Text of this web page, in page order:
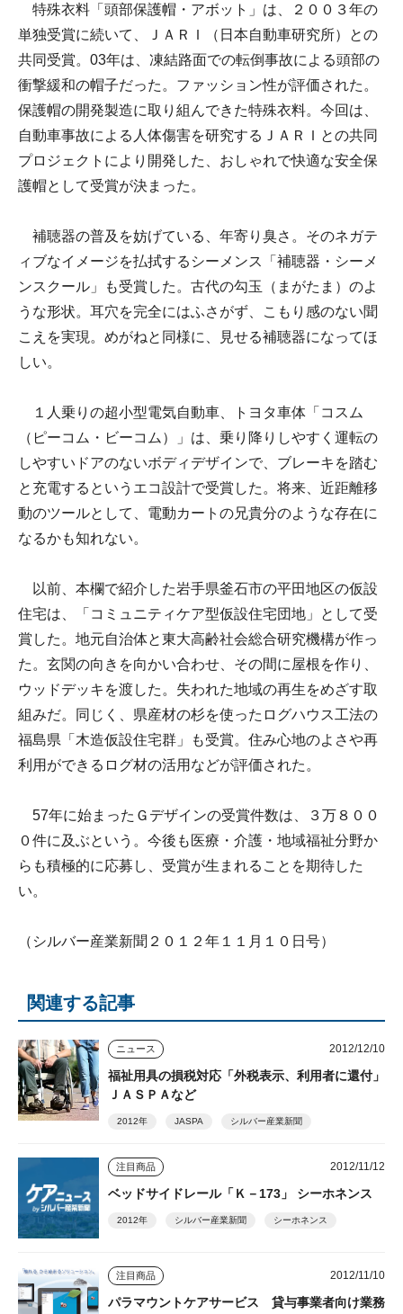
特殊衣料「頭部保護帽・アボット」は、２００３年の
単独受賞に続いて、ＪＡＲＩ（日本自動車研究所）との
共同受賞。03年は、凍結路面での転倒事故による頭部の
衝撃緩和の帽子だった。ファッション性が評価された。
保護帽の開発製造に取り組んできた特殊衣料。今回は、
自動車事故による人体傷害を研究するＪＡＲＩとの共同
プロジェクトにより開発した、おしゃれで快適な安全保
護帽として受賞が決まった。
補聴器の普及を妨げている、年寄り臭さ。そのネガテ
ィブなイメージを払拭するシーメンス「補聴器・シーメ
ンスクール」も受賞した。古代の勾玉（まがたま）のよ
うな形状。耳穴を完全にはふさがず、こもり感のない聞
こえを実現。めがねと同様に、見せる補聴器になってほ
しい。
１人乗りの超小型電気自動車、トヨタ車体「コスム
（ピーコム・ビーコム）」は、乗り降りしやすく運転の
しやすいドアのないボディデザインで、ブレーキを踏む
と充電するというエコ設計で受賞した。将来、近距離移
動のツールとして、電動カートの兄貴分のような存在に
なるかも知れない。
以前、本欄で紹介した岩手県釜石市の平田地区の仮設
住宅は、「コミュニティケア型仮設住宅団地」として受
賞した。地元自治体と東大高齢社会総合研究機構が作っ
た。玄関の向きを向かい合わせ、その間に屋根を作り、
ウッドデッキを渡した。失われた地域の再生をめざす取
組みだ。同じく、県産材の杉を使ったログハウス工法の
福島県「木造仮設住宅群」も受賞。住み心地のよさや再
利用ができるログ材の活用などが評価された。
57年に始まったＧデザインの受賞件数は、３万８００
０件に及ぶという。今後も医療・介護・地域福祉分野か
らも積極的に応募し、受賞が生まれることを期待した
い。
（シルバー産業新聞２０１２年１１月１０日号）
関連する記事
ニュース 2012/12/10
福祉用具の損税対応「外税表示、利用者に還付」
ＪＡＳＰＡなど
2012年 JASPA シルバー産業新聞
注目商品 2012/11/12
ベッドサイドレール「Ｋ－173」 シーホネンス
2012年 シルバー産業新聞 シーホネンス
注目商品 2012/11/10
パラマウントケアサービス 貸与事業者向け業務